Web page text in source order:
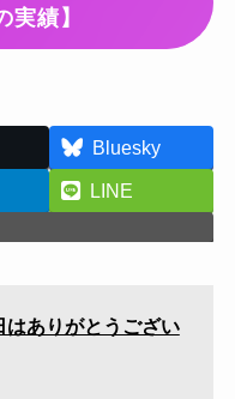
実績】
Bluesky
LINE
はありがとうござい